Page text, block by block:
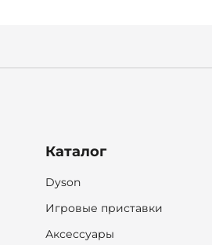
Каталог
Dyson
Игровые приставки
Аксессуары